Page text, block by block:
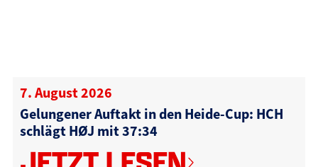
7. August 2026
Gelungener Auftakt in den Heide-Cup: HCH
schlägt HØJ mit 37:34